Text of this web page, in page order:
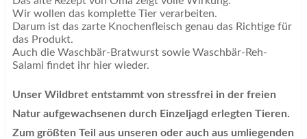
Wir wollen das komplette Tier verarbeiten.
Darum ist das zarte Knochenfleisch genau das Richtige für
das Produkt.
Auch die Waschbär-Bratwurst sowie Waschbär-Reh-
Salami findet ihr hier wieder.
Unser Wildbret entstammt von stressfrei in der freien
Natur aufgewachsenen durch Einzeljagd erlegten Tieren.
Zum größten Teil aus unseren oder auch aus umliegenden